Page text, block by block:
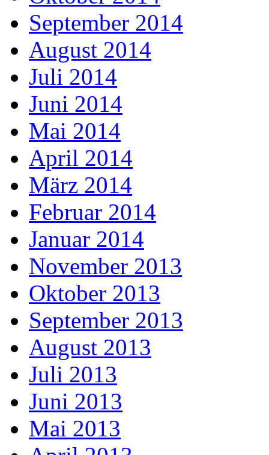
September 2014
August 2014
Juli 2014
Juni 2014
Mai 2014
April 2014
März 2014
Februar 2014
Januar 2014
November 2013
Oktober 2013
September 2013
August 2013
Juli 2013
Juni 2013
Mai 2013